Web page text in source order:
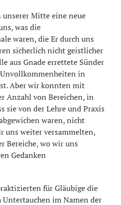
Mitte eine neue
was die
waren, die Er durch uns
sicherlich nicht geistlicher
aus Gnade errettete Sünder
in
Aber wir konnten mit
Anzahl von Bereichen, in
sie von der Lehre und Praxis
waren, nicht
uns weiter versammelten,
Bereiche, wo wir uns
Gedanken
für Gläubige die
Untertauchen im Namen der